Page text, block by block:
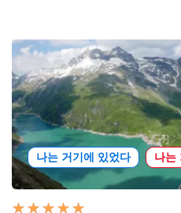
나는 거기에 있었다 나는